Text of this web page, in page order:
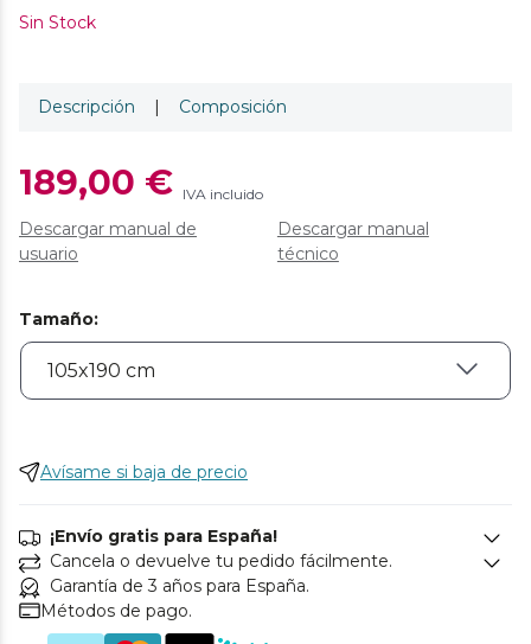
Sin Stock
Descripción | Composición
189,00 € IVA incluido
Descargar manual de
usuario
Descargar manual
técnico
Tamaño:
Avísame si baja de precio
¡Envío gratis para España!
Cancela o devuelve tu pedido fácilmente.
Garantía de 3 años para España.
Métodos de pago.